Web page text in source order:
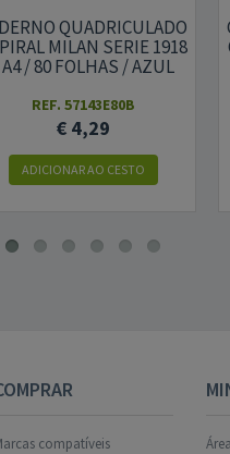
QUADRICULADO
MILAN SERIE 1918
/ 80 FOLHAS / AZUL
REF. 57143E80B
€ 4,29
ADICIONAR AO CESTO
compatíveis